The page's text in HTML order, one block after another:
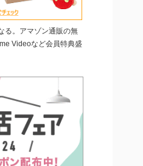
る。アマゾン通販の無
Videoなど会員特典盛